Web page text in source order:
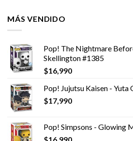
MÁS VENDIDO
Pop! The Nightmare
Skellington #1385
$16,990
Pop! Jujutsu Kaisen - Yuta
$17,990
Pop! Simpsons - Glowing